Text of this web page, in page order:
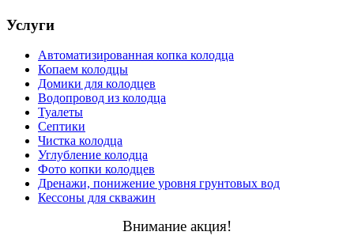
Услуги
Автоматизированная копка колодца
Копаем колодцы
Домики для колодцев
Водопровод из колодца
Туалеты
Септики
Чистка колодца
Углубление колодца
Фото копки колодцев
Дренажи, понижение уровня грунтовых вод
Кессоны для скважин
Внимание акция!